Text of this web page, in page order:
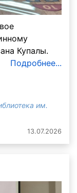
Купалы.
Подробнее...
им.
13.07.2026